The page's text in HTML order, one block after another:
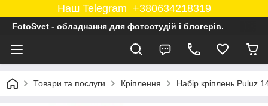
Наш Telegram +380634218319
FotoSvet - обладнання для фотостудій і блогерів.
Товари та послуги Кріплення Набір кріплень Puluz